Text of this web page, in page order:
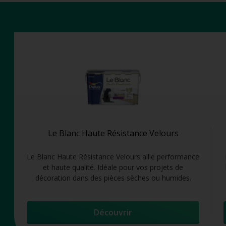
Le Blanc Haute Résistance Velours
Le Blanc Haute Résistance Velours allie performance
et haute qualité. Idéale pour vos projets de
décoration dans des pièces sèches ou humides.
Découvrir